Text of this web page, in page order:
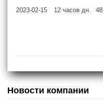
2023-02-15
12 часов дн. 48
Новости компании